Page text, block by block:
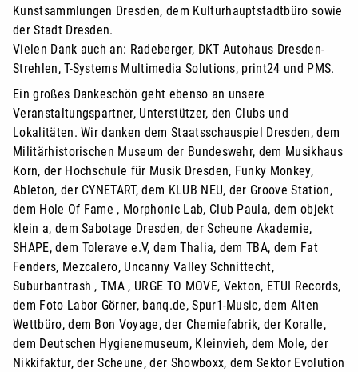
Kunstsammlungen Dresden, dem Kulturhauptstadtbüro sowie
der Stadt Dresden.
Vielen Dank auch an: Radeberger, DKT Autohaus Dresden-
Strehlen, T-Systems Multimedia Solutions, print24 und PMS.
Ein großes Dankeschön geht ebenso an unsere
Veranstaltungspartner, Unterstützer, den Clubs und
Lokalitäten. Wir danken dem Staatsschauspiel Dresden, dem
Militärhistorischen Museum der Bundeswehr, dem Musikhaus
Korn, der Hochschule für Musik Dresden, Funky Monkey,
Ableton, der CYNETART, dem KLUB NEU, der Groove Station,
dem Hole Of Fame , Morphonic Lab, Club Paula, dem objekt
klein a, dem Sabotage Dresden, der Scheune Akademie,
SHAPE, dem Tolerave e.V, dem Thalia, dem TBA, dem Fat
Fenders, Mezcalero, Uncanny Valley Schnittecht,
Suburbantrash , TMA , URGE TO MOVE, Vekton, ETUI Records,
dem Foto Labor Görner, banq.de, Spur1-Music, dem Alten
Wettbüro, dem Bon Voyage, der Chemiefabrik, der Koralle,
dem Deutschen Hygienemuseum, Kleinvieh, dem Mole, der
Nikkifaktur, der Scheune, der Showboxx, dem Sektor Evolution